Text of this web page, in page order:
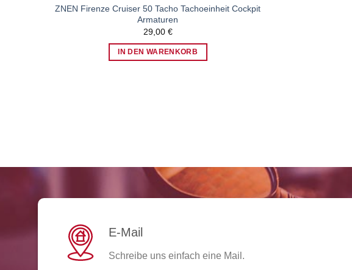
ZNEN Firenze Cruiser 50 Tacho Tachoeinheit Cockpit
Armaturen
29,00 €
IN DEN WARENKORB
E-Mail
Schreibe uns einfach eine Mail.